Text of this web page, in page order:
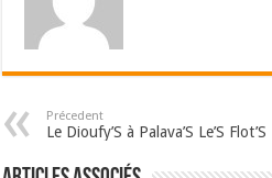
Précedent
Le Dioufy’S à Palava’S Le’S Flot’S